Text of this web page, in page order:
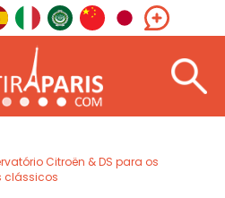
Citroën & DS para os
clássicos